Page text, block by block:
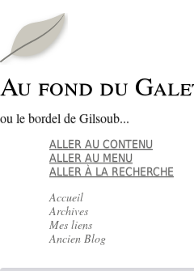
Au fond du
ou le bordel de Gilsoub...
ALLER AU CONTENU
ALLER AU MENU
ALLER À LA RECHERCHE
Accueil
Archives
Mes liens
Ancien Blog